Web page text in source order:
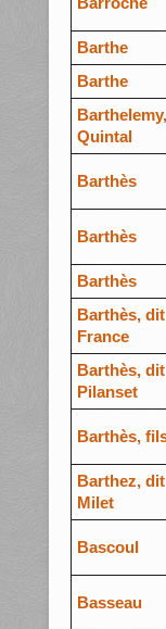
Barthe
Barthe
Quintal
Barthès
Barthès
Barthès
Barthès, dit
France
Barthès, dit
Pilanset
Barthès,
Barthez, dit
Milet
Bascoul
Basseau